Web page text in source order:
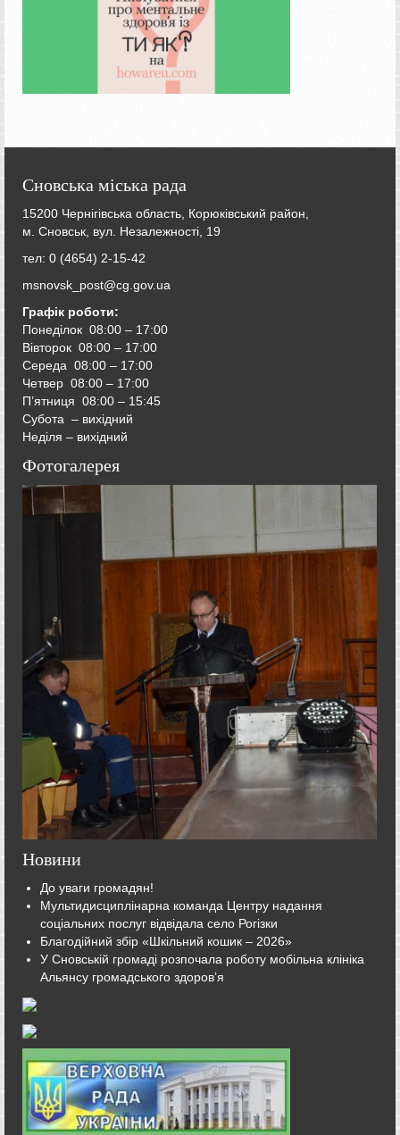
Сновська міська рада
15200 Чернігівська область, Корюківський район,
м. Сновськ, вул. Незалежності, 19
тел: 0 (4654) 2-15-42
msnovsk_post@cg.gov.ua
Графік роботи:
Понеділок 08:00 – 17:00
Вівторок 08:00 – 17:00
Середа 08:00 – 17:00
Четвер 08:00 – 17:00
П’ятниця 08:00 – 15:45
Субота – вихідний
Неділя – вихідний
Фотогалерея
Новини
До уваги громадян!
Мультидисциплінарна команда Центру надання
соціальних послуг відвідала село Рогізки
Благодійний збір «Шкільний кошик – 2026»
У Сновській громаді розпочала роботу мобільна клініка
Альянсу громадського здоров’я